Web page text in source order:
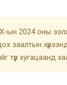
2024 оны
заалтын
түр хугацаанд